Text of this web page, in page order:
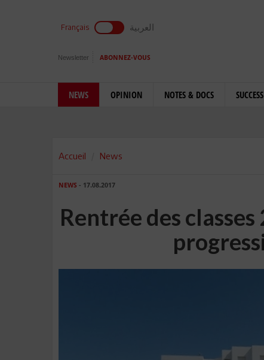
Français العربية
Newsletter ABONNEZ-VOUS
NEWS OPINION NOTES & DOCS
Accueil News
NEWS - 17.08.2017
Rentrée des